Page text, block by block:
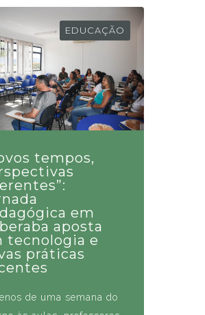
EDUCAÇÃO
tempos,
em
aposta
tecnologia e
práticas
de uma semana do